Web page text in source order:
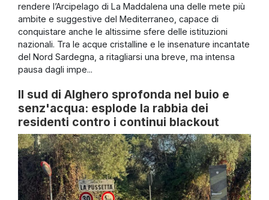
rendere l’Arcipelago di La Maddalena una delle mete più
ambite e suggestive del Mediterraneo, capace di
conquistare anche le altissime sfere delle istituzioni
nazionali. Tra le acque cristalline e le insenature incantate
del Nord Sardegna, a ritagliarsi una breve, ma intensa
pausa dagli impe...
Il sud di Alghero sprofonda nel buio e
senz'acqua: esplode la rabbia dei
residenti contro i continui blackout